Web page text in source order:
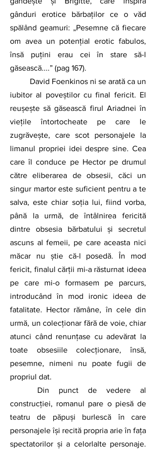
gânduri erotice bărbaților ce o văd
spălând geamuri: „Pesemne că fiecare
om avea un potențial erotic fabulos,
însă puțini erau cei în stare să-l
găsească....” (pag 167).
iubitor al poveștilor cu final fericit. El
reușește să găsească firul Ariadnei în
viețile întortocheate pe care le
zugrăvește, care scot personajele la
limanul propriei idei despre sine. Cea
care îl conduce pe Hector pe drumul
către eliberarea de obsesii, căci un
singur martor este suficient pentru a te
salva, este chiar soția lui, fiind vorba,
până la urmă, de întâlnirea fericită
dintre obsesia bărbatului și secretul
ascuns al femeii, pe care aceasta nici
măcar nu știe că-l posedă. În mod
fericit, finalul cărții mi-a răsturnat ideea
pe care mi-o formasem pe parcurs,
introducând în mod ironic ideea de
fatalitate. Hector rămâne, în cele din
urmă, un colecționar fără de voie, chiar
atunci când renunțase cu adevărat la
toate obsesiile colecționare, însă,
pesemne, nimeni nu poate fugii de
propriul dat.
construcției, romanul pare o piesă de
teatru de păpuși burlescă în care
personajele își recită propria arie în fața
spectatorilor și a celorlalte personaje.